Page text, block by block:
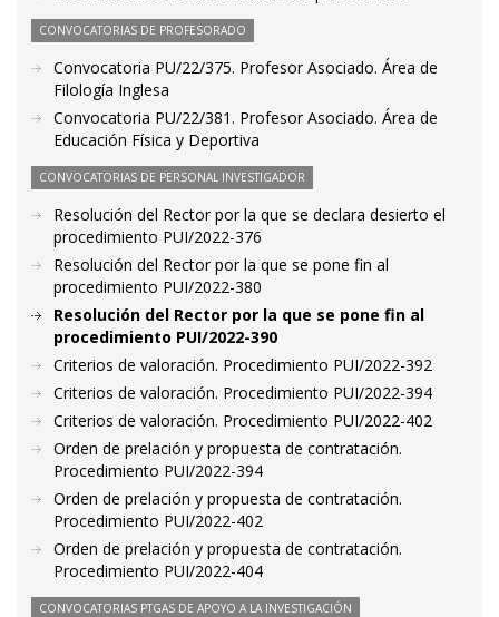
CONVOCATORIAS DE PROFESORADO
Convocatoria PU/22/375. Profesor Asociado. Área de
Filología Inglesa
Convocatoria PU/22/381. Profesor Asociado. Área de
Educación Física y Deportiva
CONVOCATORIAS DE PERSONAL INVESTIGADOR
Resolución del Rector por la que se declara desierto el
procedimiento PUI/2022-376
Resolución del Rector por la que se pone fin al
procedimiento PUI/2022-380
Resolución del Rector por la que se pone fin al
procedimiento PUI/2022-390
Criterios de valoración. Procedimiento PUI/2022-392
Criterios de valoración. Procedimiento PUI/2022-394
Criterios de valoración. Procedimiento PUI/2022-402
Orden de prelación y propuesta de contratación.
Procedimiento PUI/2022-394
Orden de prelación y propuesta de contratación.
Procedimiento PUI/2022-402
Orden de prelación y propuesta de contratación.
Procedimiento PUI/2022-404
CONVOCATORIAS PTGAS DE APOYO A LA INVESTIGACIÓN